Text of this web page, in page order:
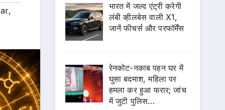
,
भारत में जल्द एंट्री करेगी
लंबी व्हीलबेस वाली X1,
जानें फीचर्स और परफॉर्मेंस
रेनकोट-नकाब पहन घर में
घुसा बदमाश, महिला पर
हमला कर हुआ फरार; जांच
में जुटी पुलिस…